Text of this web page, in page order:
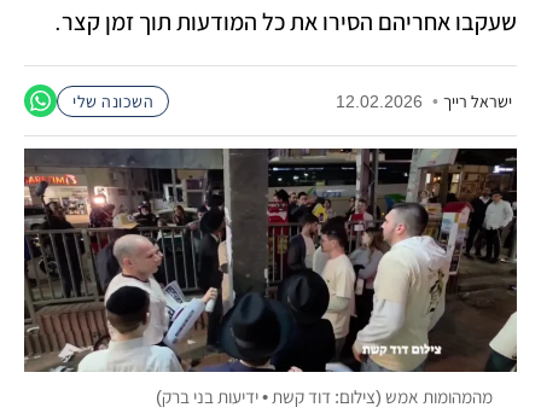
שעקבו אחריהם הסירו את כל המודעות תוך זמן קצר.
ישראל רייך •
12.02.2026 השכונה שלי
מהמהומות אמש (צילום: דוד קשת • ידיעות בני ברק)